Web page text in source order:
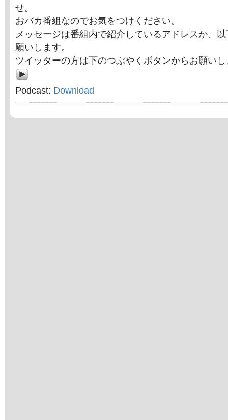
せ。
おバカ番組なのでお気をつけください。
メッセージは番組内で紹介しているアドレスか、
願いします。
ツイッターの方は下のつぶやくボタンからお願い
Podcast: Download